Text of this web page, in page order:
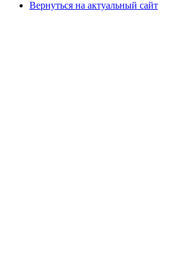
Вернуться на актуальный сайт